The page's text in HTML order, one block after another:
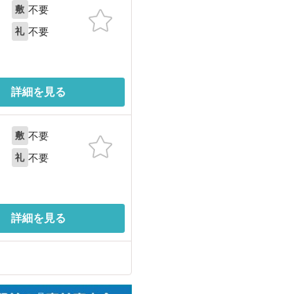
敷 不要
礼 不要
詳細を見る
敷 不要
礼 不要
詳細を見る